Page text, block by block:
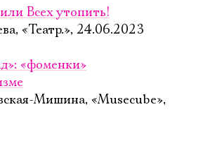
Всех утопить!
«Театр.», 24.06.2023
«фоменки»
Мишина, «Musecube»,